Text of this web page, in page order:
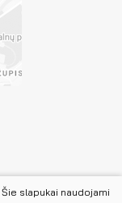
slapukai naudojami